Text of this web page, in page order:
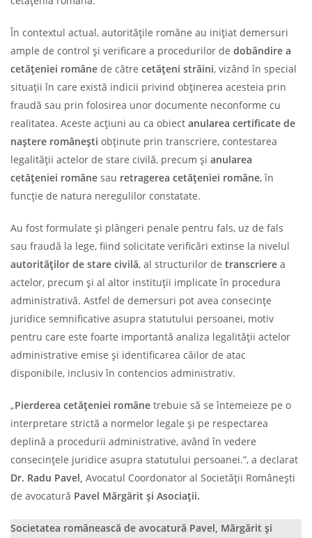
În contextul actual, autoritățile române au inițiat demersuri
ample de control și verificare a procedurilor de dobândire a
cetățeniei române de către cetățeni străini, vizând în special
situații în care există indicii privind obținerea acesteia prin
fraudă sau prin folosirea unor documente neconforme cu
realitatea. Aceste acțiuni au ca obiect anularea certificate de
naștere românești obținute prin transcriere, contestarea
legalității actelor de stare civilă, precum și anularea
cetățeniei române sau retragerea cetățeniei române, în
funcție de natura neregulilor constatate.
Au fost formulate și plângeri penale pentru fals, uz de fals
sau fraudă la lege, fiind solicitate verificări extinse la nivelul
autorităților de stare civilă, al structurilor de transcriere a
actelor, precum și al altor instituții implicate în procedura
administrativă. Astfel de demersuri pot avea consecințe
juridice semnificative asupra statutului persoanei, motiv
pentru care este foarte importantă analiza legalității actelor
administrative emise și identificarea căilor de atac
disponibile, inclusiv în contencios administrativ.
„Pierderea cetățeniei române trebuie să se întemeieze pe o
interpretare strictă a normelor legale și pe respectarea
deplină a procedurii administrative, având în vedere
consecințele juridice asupra statutului persoanei.”, a declarat
Dr. Radu Pavel, Avocatul Coordonator al Societății Românești
de avocatură Pavel Mărgărit și Asociații.
Societatea românească de avocatură Pavel, Mărgărit și